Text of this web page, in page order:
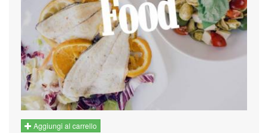
Aggiungi al carrello